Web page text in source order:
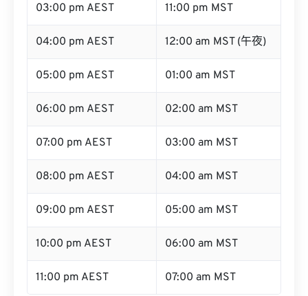
03:00 pm AEST 11:00 pm MST
04:00 pm AEST 12:00 am MST (午夜)
05:00 pm AEST 01:00 am MST
06:00 pm AEST 02:00 am MST
07:00 pm AEST 03:00 am MST
08:00 pm AEST 04:00 am MST
09:00 pm AEST 05:00 am MST
10:00 pm AEST 06:00 am MST
11:00 pm AEST 07:00 am MST